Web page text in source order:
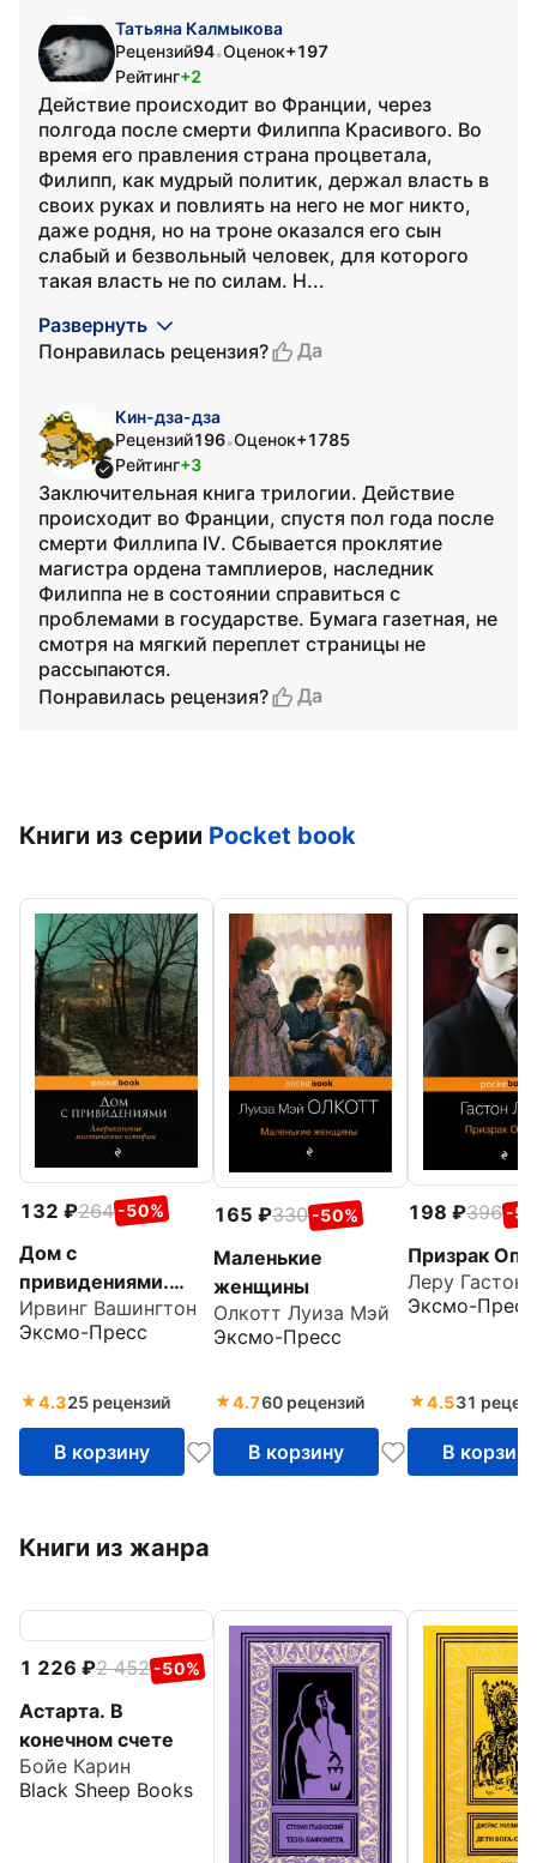
Татьяна Калмыкова
Рецензий94•Оценок+197
Рейтинг+2
Действие происходит во Франции, через
полгода после смерти Филиппа Красивого. Во
время его правления страна процветала,
Филипп, как мудрый политик, держал власть в
своих руках и повлиять на него не мог никто,
даже родня, но на троне оказался его сын
слабый и безвольный человек, для которого
такая власть не по силам. Н...
Развернуть
Понравилась рецензия?
Да
Кин-дза-дза
Рецензий196•Оценок+1785
Рейтинг+3
Заключительная книга трилогии. Действие
происходит во Франции, спустя пол года после
смерти Филлипа IV. Сбывается проклятие
магистра ордена тамплиеров, наследник
Филиппа не в состоянии справиться с
проблемами в государстве. Бумага газетная, не
смотря на мягкий переплет страницы не
рассыпаются.
Понравилась рецензия?
Да
Книги из серии Pocket book
132 264 -50%
Дом с
привидениями.
Американские
мистические
Ирвинг Вашингтон
Эксмо-Пресс
4.325 рецензий
В корзину
165 330 -50%
Маленькие
женщины
Олкотт Луиза Мэй
Эксмо-Пресс
4.760 рецензий
В корзину
198 396 -
Призрак
Леру Гастон
Эксмо-Пресс
4.531
В корзину
Книги из жанра
1 226 2 452 -50%
Астарта. В
конечном счете
Бойе Карин
Black Sheep Books